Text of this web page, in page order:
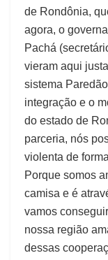
de Rondônia,
agora, o
Pachá
vieram aqui
sistema
integração e o
do estado de
parceria, nós
violenta de
Porque somos
camisa e é
vamos
nossa região
dessas